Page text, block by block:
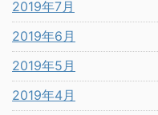
2019年7月
2019年6月
2019年5月
2019年4月